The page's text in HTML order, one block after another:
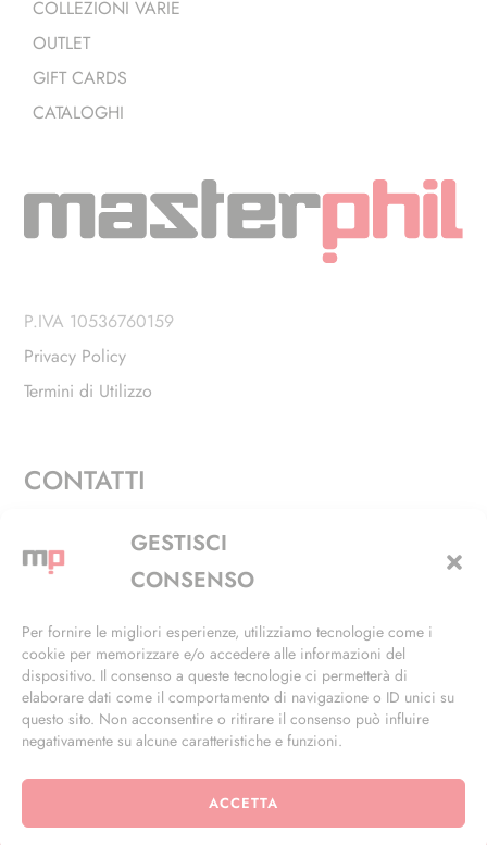
GESTISCI
CONSENSO
Per fornire le migliori esperienze, utilizziamo tecnologie come i
cookie per memorizzare e/o accedere alle informazioni del
dispositivo. Il consenso a queste tecnologie ci permetterà di
elaborare dati come il comportamento di navigazione o ID unici su
questo sito. Non acconsentire o ritirare il consenso può influire
negativamente su alcune caratteristiche e funzioni.
ACCETTA
COLLEZIONI VARIE
OUTLET
GIFT CARDS
CATALOGHI
P.IVA 10536760159
Privacy Policy
Termini di Utilizzo
CONTATTI
Via Alfieri, 27 - Trezzano Sul Naviglio (MI)
+39 02 4846 3155
info@masterphil.it